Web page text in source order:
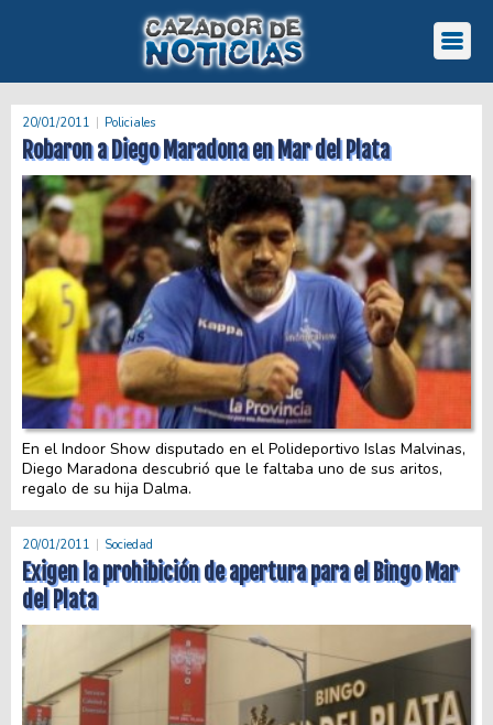
20/01/2011 Policiales
Robaron a Diego Maradona en Mar del Plata
En el Indoor Show disputado en el Polideportivo Islas Malvinas,
Diego Maradona descubrió que le faltaba uno de sus aritos,
regalo de su hija Dalma.
20/01/2011 Sociedad
Exigen la prohibición de apertura para el Bingo Mar
del Plata